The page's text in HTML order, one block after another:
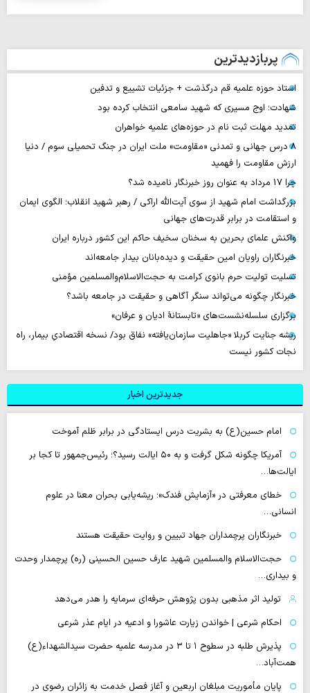
پربازدیدترین
استاد حوزه علمیه قم درگذشت + جزئیات تشییع و تدفین
شهادت؛ اوج مسیری که شهید سامعی انتخاب کرده بود
تمدید مهلت ثبت نام در حوزه‌های علمیه خواهران
۸ درس جهانی و تمدنی «مقاومت» ملت ایران در جنگ تحمیلی سوم / دنیا
ارزش مقاومت را فهمید
چرا 17 مرداد به عنوان روز خبرنگار نامیده شد؟
بزرگداشت امام شهید از سوی آیت‌الله اراکی / رهبر شهید انقلاب؛ الگوی ایمان
و استقامت در برابر قدرت‌های جهانی
واکنش علمای بحرین به سخنان سخیف حاکم این کشور درباره ایران
خبرنگاران راویان امین حقیقت و دیده‌بانان بیدار جامعه‌اند
تسلیت تولیت حرم بانوی کرامت به حجت‌الاسلام‌والمسلمین مؤمنی
خبرنگار چگونه می‌تواند سنگر آگاهی و حقیقت در جامعه باشد؟
برگزاری سلسله‌نشست‌های «تابستانهٔ ادیان و عرفان»
ریشه جنایت کربلا «جاهلیت سازمان‌یافته» نفاق بود/ نسخه اقتصادیِ بیمار، راه
نجات کشور نیست
جدیدترین اخبار
امام حسین(ع) به بشریت درس ایستادگی در برابر ظلم آموخت
آمریکا چگونه شکل گرفت و به ۵۰ ایالت رسید؟؛ رئیس‌جمهور تا کجا بر
ایالت‌ها…
خطای معرفتی در «آزمایش فندک»؛ ریشه‌یابی بحران معنا در علوم
انسانی…
خبرنگاران پرچمداران جهاد تبیین و روایت حقیقت هستند
حجت‌الاسلام والمسلمین شهید عارف حسین الحسینی (ره) پرچمدار وحدت
و بیداری…
تولید اثر مذهبی بدون پژوهش حرفه‌ای سرمایه را هدر می‌دهد
احکام شرعی | خواندن زیارت عاشورا و ادعیه در ایام عذر شرعی
پذیرش طلبه در سطوح ۱ تا ۳ در مدرسه علمیه حضرت سیدالشهداء(ع)
همت‌آباد…
پایان مأموریت مبلغان اربعین و آغاز فصل خدمت به زائران رضوی در